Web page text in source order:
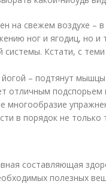
на свежем воздухе –
ног и ягодиц, но и
системы. Кстати, с
– подтянут мышцы
отличным подспорьем
многообразие
в порядок не только
составляющая
полезных